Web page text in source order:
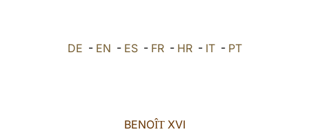
العربيّة DE - EN - ES- FR- HR- IT- PT
BENOÎTXVI